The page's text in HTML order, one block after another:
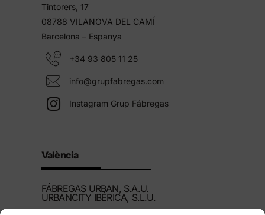
Tintorers, 17
08788 VILANOVA DEL CAMÍ
Barcelona – Espanya
+34 93 805 11 25
info@grupfabregas.com
Instagram Grup Fábregas
València
FÁBREGAS URBAN, S.A.U.
URBANCITY IBÉRICA, S.L.U.